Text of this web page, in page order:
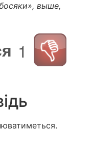
выше,
1